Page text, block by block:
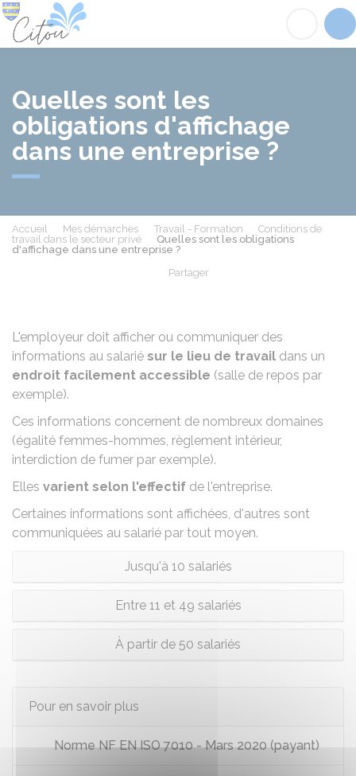
Quelles sont les
obligations d'affichage
dans une entreprise ?
Accueil Mes démarches Travail - Formation
Conditions de
travail dans le secteur privé
Quelles sont les obligations
d'affichage dans une entreprise ?
Partager
L'employeur doit afficher ou communiquer des
informations au salarié sur le lieu de travail dans un
endroit facilement accessible (salle de repos par
exemple).
Ces informations concernent de nombreux domaines
(égalité femmes-hommes, règlement intérieur,
interdiction de fumer par exemple).
Elles varient selon l'effectif de l'entreprise.
Certaines informations sont affichées, d'autres sont
communiquées au salarié par tout moyen.
Jusqu'à 10 salariés
Entre 11 et 49 salariés
À partir de 50 salariés
Pour en savoir plus
Norme NF EN ISO 7010 - Mars 2020 (payant)